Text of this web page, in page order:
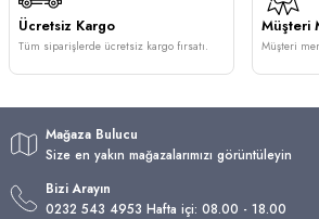
Ücretsiz Kargo
Tüm siparişlerde ücretsiz kargo fırsatı.
Müşteri
Müşteri
Mağaza Bulucu
Size en yakın mağazalarımızı görüntüleyin
Bizi Arayın
0232 543 4953 Hafta içi: 08.00 - 18.00